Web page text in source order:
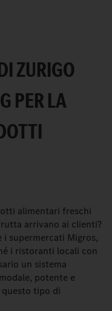
ZURIGO
PER LA
alimentari freschi
arrivano ai clienti?
supermercati Migros,
i ristoranti locali con
un sistema
potente e
questo tipo di